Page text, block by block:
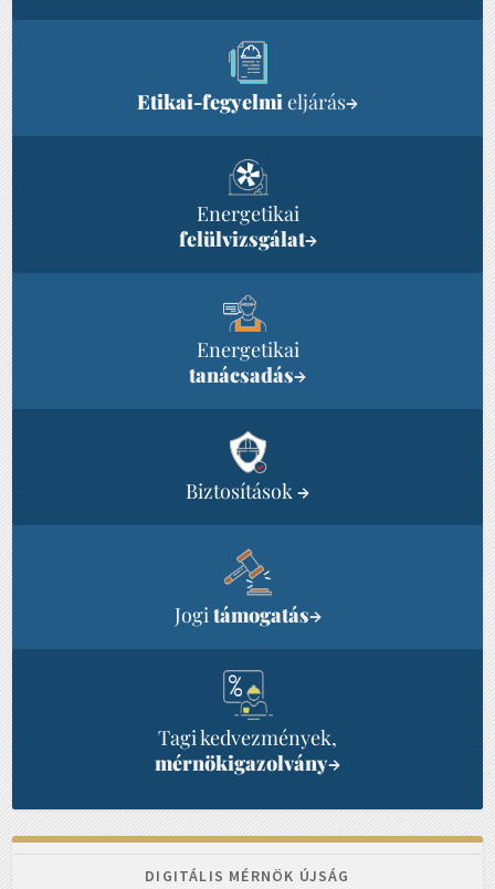
Etikai-fegyelmi eljárás→
Energetikai
felülvizsgálat→
Energetikai
tanácsadás→
Biztosítások→
Jogi támogatás→
Tagi kedvezmények,
mérnökigazolvány→
DIGITÁLIS MÉRNÖK ÚJSÁG